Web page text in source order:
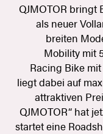
QJMOTOR
als neuer
breiten
Mobility mit
Racing Bike
liegt dabei auf
attraktiven
QJMOTOR“ hat
startet eine